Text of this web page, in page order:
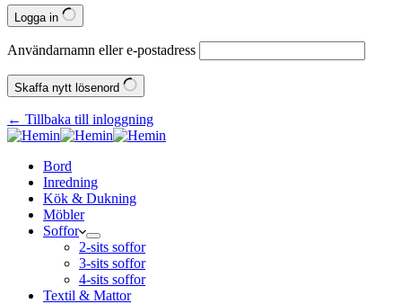
Logga in
Användarnamn eller e‑postadress
Skaffa nytt lösenord
← Tillbaka till inloggning
Bord
Inredning
Kök & Dukning
Möbler
Soffor
2-sits soffor
3-sits soffor
4-sits soffor
Textil & Mattor